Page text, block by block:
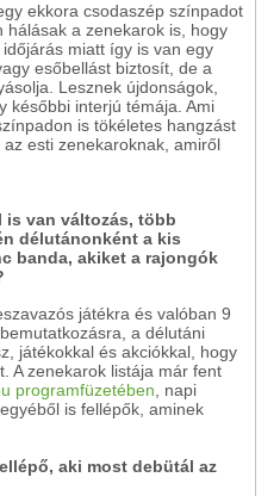
ekkora csodaszép színpadot
hálásak a zenekarok is, hogy
miatt így is van egy
esőbellást biztosít, de a
Lesznek újdonságok,
későbbi interjú témája. Ami
is tökéletes hangzást
esti zenekaroknak, amiről
is van változás, több
délutánonként a kis
banda, akiket a rajongók
játékra és valóban 9
a délutáni
játékokkal és akciókkal, hogy
A zenekarok listája már fent
programfüzetében , napi
is fellépők, aminek
aki most debütál az